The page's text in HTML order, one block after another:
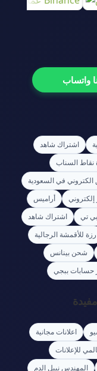
واتساب
اشتراك شاهد
نقاط السناب
في السعودية
أراميس
تي
اشتراك شاهد
رزة للأقمشة الرجالية
شحن بينانس
حسابات ببجي
اعلانات مجانية
للإعلانات
المهندس نبيل الدم